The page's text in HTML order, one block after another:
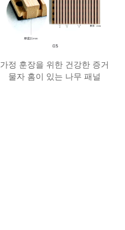
가정 훈장을 위한 건강한 증거
물자 홈이 있는 나무 패널